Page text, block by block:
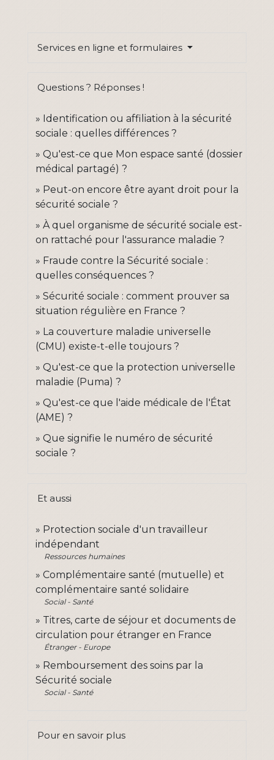
Services en ligne et formulaires
Questions ? Réponses !
Identification ou affiliation à la sécurité
sociale : quelles différences ?
Qu'est-ce que Mon espace santé (dossier
médical partagé) ?
Peut-on encore être ayant droit pour la
sécurité sociale ?
À quel organisme de sécurité sociale est-
on rattaché pour l'assurance maladie ?
Fraude contre la Sécurité sociale :
quelles conséquences ?
Sécurité sociale : comment prouver sa
situation régulière en France ?
La couverture maladie universelle
(CMU) existe-t-elle toujours ?
Qu'est-ce que la protection universelle
maladie (Puma) ?
Qu'est-ce que l'aide médicale de l'État
(AME) ?
Que signifie le numéro de sécurité
sociale ?
Et aussi
Protection sociale d'un travailleur
indépendant
Ressources humaines
Complémentaire santé (mutuelle) et
complémentaire santé solidaire
Social - Santé
Titres, carte de séjour et documents de
circulation pour étranger en France
Étranger - Europe
Remboursement des soins par la
Sécurité sociale
Social - Santé
Pour en savoir plus